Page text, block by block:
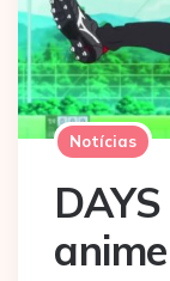
Notícias